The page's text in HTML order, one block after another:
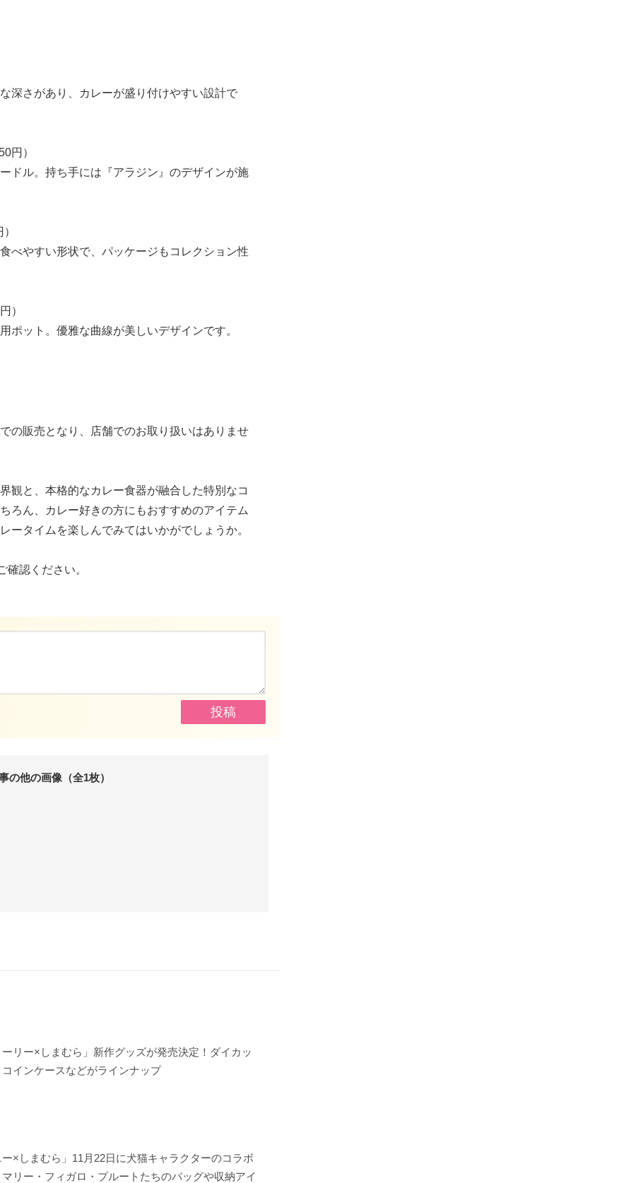
深さがあり、カレーが盛り付けやすい設計で
円）
ドル。持ち手には『アラジン』のデザインが施
べやすい形状で、パッケージもコレクション性
）
ポット。優雅な曲線が美しいデザインです。
の販売となり、店舗でのお取り扱いはありませ
観と、本格的なカレー食器が融合した特別なコ
ろん、カレー好きの方にもおすすめのアイテム
ータイムを楽しんでみてはいかがでしょうか。
確認ください。
の他の画像（全1枚）
リー×しまむら」新作グッズが発売決定！ダイカッ
インケースなどがラインナップ
×しまむら」11月22日に犬猫キャラクターのコラボ
リー・フィガロ・プルートたちのバッグや収納アイ